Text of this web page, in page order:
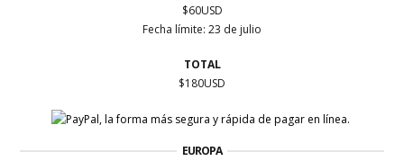
$60USD
Fecha límite: 23 de julio
TOTAL
$180USD
EUROPA